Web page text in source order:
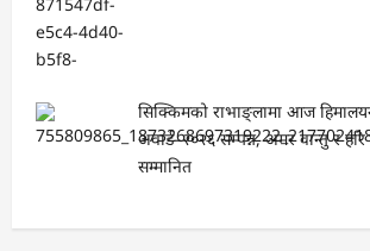
सिक्किमको राभाङ्लामा आज
अवार्ड–२०२६ सम्पन्न, अमर वान्तु र
सम्मानित